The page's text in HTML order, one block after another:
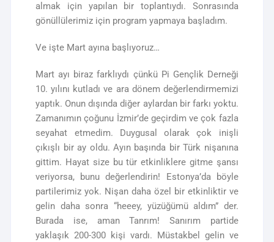
almak için yapılan bir toplantıydı. Sonrasında
gönüllülerimiz için program yapmaya başladım.
Ve işte Mart ayına başlıyoruz…
Mart ayı biraz farklıydı çünkü Pi Gençlik Derneği
10. yılını kutladı ve ara dönem değerlendirmemizi
yaptık. Onun dışında diğer aylardan bir farkı yoktu.
Zamanımın çoğunu İzmir’de geçirdim ve çok fazla
seyahat etmedim. Duygusal olarak çok inişli
çıkışlı bir ay oldu. Ayın başında bir Türk nişanına
gittim. Hayat size bu tür etkinliklere gitme şansı
veriyorsa, bunu değerlendirin! Estonya’da böyle
partilerimiz yok. Nişan daha özel bir etkinliktir ve
gelin daha sonra “heeey, yüzüğümü aldım” der.
Burada ise, aman Tanrım! Sanırım partide
yaklaşık 200-300 kişi vardı. Müstakbel gelin ve